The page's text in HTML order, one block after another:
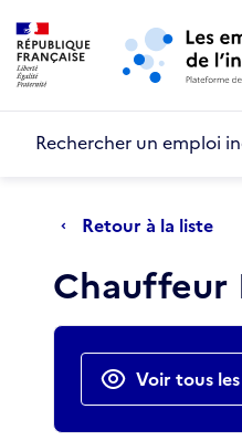
Aller au menu principal
Rechercher un emploi
Retour à la liste
Chauffeur
Actions
Voir tous